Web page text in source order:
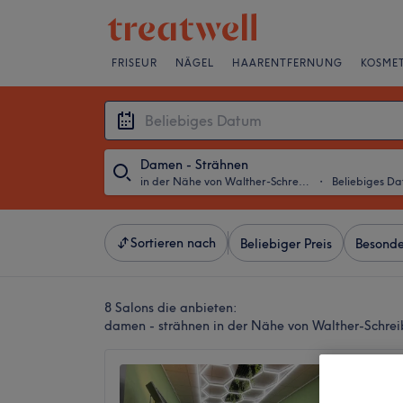
FRISEUR NÄGEL HAARENTFERNUNG
Damen - Strähnen
in der Nähe von Walther-Schreiber-Platz, Berlin ・ Beliebiges
Sortieren nach Beliebiger Preis
8 Salons die anbieten:
damen - strähnen in der Nähe von Walther-